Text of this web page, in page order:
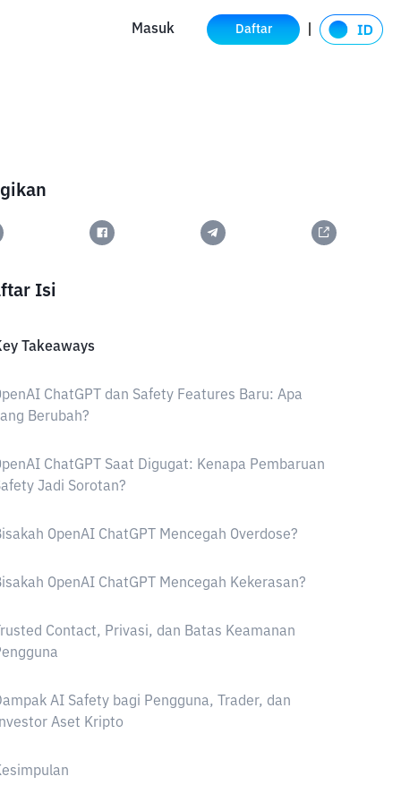
Masuk Daftar
Isi
Takeaways
ChatGPT dan Safety Features Baru: Apa
Berubah?
ChatGPT Saat Digugat: Kenapa Pembaruan
Jadi Sorotan?
OpenAI ChatGPT Mencegah Overdose?
OpenAI ChatGPT Mencegah Kekerasan?
Contact, Privasi, dan Batas Keamanan
AI Safety bagi Pengguna, Trader, dan
Aset Kripto